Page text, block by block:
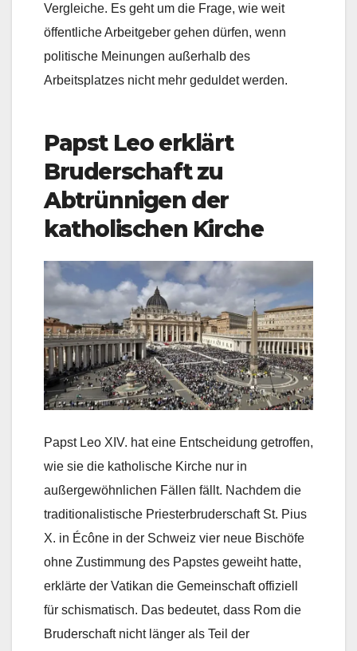
Vergleiche. Es geht um die Frage, wie weit
öffentliche Arbeitgeber gehen dürfen, wenn
politische Meinungen außerhalb des
Arbeitsplatzes nicht mehr geduldet werden.
Papst Leo erklärt
Bruderschaft zu
Abtrünnigen der
katholischen Kirche
Papst Leo XIV. hat eine Entscheidung getroffen,
wie sie die katholische Kirche nur in
außergewöhnlichen Fällen fällt. Nachdem die
traditionalistische Priesterbruderschaft St. Pius
X. in Écône in der Schweiz vier neue Bischöfe
ohne Zustimmung des Papstes geweiht hatte,
erklärte der Vatikan die Gemeinschaft offiziell
für schismatisch. Das bedeutet, dass Rom die
Bruderschaft nicht länger als Teil der